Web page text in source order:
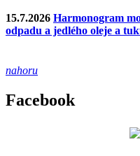
15.7.2026 Harmonogram
odpadu a jedlého oleje a
nahoru
Facebook